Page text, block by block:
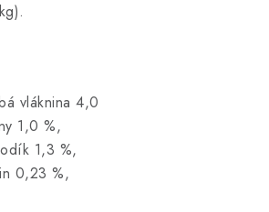
vláknina 4,0
1,0 %,
1,3 %,
0,23 %,